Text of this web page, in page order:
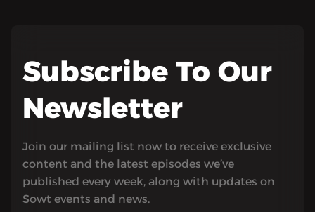
Subscribe To Our
Newsletter
Join our mailing list now to receive exclusive
content and the latest episodes we’ve
published every week, along with updates on
Sowt events and news.